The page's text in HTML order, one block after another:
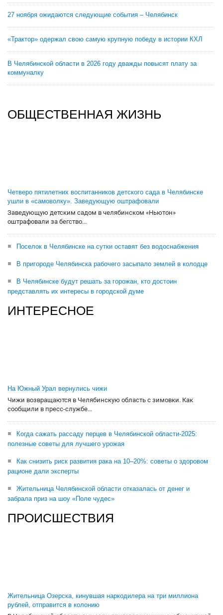
27 ноября ожидаются следующие события – Челябинск
«Трактор» одержал свою самую крупную победу в истории КХЛ
В Челябинской области в 2026 году дважды повысят плату за
коммуналку
ОБЩЕСТВЕННАЯ ЖИЗНЬ
Четверо пятилетних воспитанников детского сада в Челябинске
ушли в «самоволку». Заведующую оштрафовали
Заведующую детским садом в челябинском «Ньютон»
оштрафовали за бегство...
Поселок в Челябинске на сутки оставят без водоснабжения
В пригороде Челябинска рабочего засыпало землей в колодце
В Челябинске будут решать за горожан, кто достоин
представлять их интересы в городской думе
ИНТЕРЕСНОЕ
На Южный Урал вернулись чижи
Чижи возвращаются в Челябинскую область с зимовки. Как
сообщили в пресс-службе...
Когда сажать рассаду перцев в Челябинской области-2025:
полезные советы для лучшего урожая
Как снизить риск развития рака на 10–20%: советы о здоровом
рационе дали эксперты
Жительница Челябинской области отказалась от денег и
забрала приз на шоу «Поле чудес»
ПРОИСШЕСТВИЯ
Жительница Озерска, кинувшая наркодилера на три миллиона
рублей, отправится в колонию